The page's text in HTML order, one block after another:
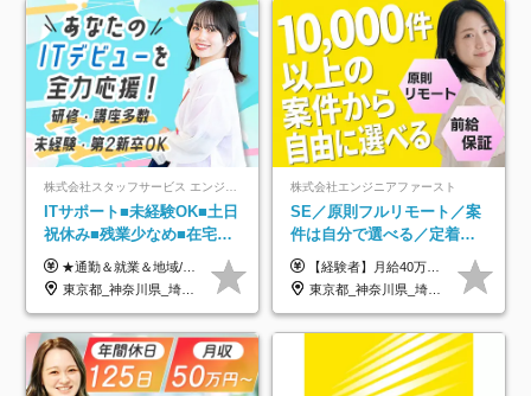
ITサポート■未経験OK■土日
祝休み■残業少なめ■在宅実
績あり■約900種類のスキル
アップ講座あり■全国募集
★通勤＆就業＆地域/住宅＆役職手当あり ★残業代は全額支給 ★選べる給与制度あり！ ■東京・神奈川・千葉・埼玉勤務の場合 月給24.5万円～55万円＋諸手当 （残業代は全額支給） (20,000円の地域/住宅手当込み) ■愛知・京都・大阪・兵庫勤務の場合 月給24万円以上＋諸手当 （残業代は全額支給） (15,000円の地域/住宅手当込み) ■茨城・栃木・群馬・静岡・三重・滋賀・広島・福岡勤務の場合 月給23.5万円以上＋諸手当 （残業代は全額支給） (10,000円の地域/住宅手当込み) ■北海道・宮城・山梨・長野・岐阜・奈良・和歌山・岡山勤務の場合 月給23万円以上＋諸手当 （残業代は全額支給） (5,000円の地域/住宅手当込み) ■その他のエリア勤務の場合 月給22.5万円以上＋諸手当 （残業代は全額支給） ※経験や能力を考慮し、当社規定により優遇します 【昇給：年一回実施】 【選べる給与制度】 ★収入を重視する方に… 「変動型人事制度」の選択も可能（派遣先からの評価に応じて収入アップ！） ※年2回のタイミングで希望者と面談の上決定します。
東京都_神奈川県_埼玉県_千葉県_大阪府_愛知県_北海道_岩手県_宮城県_山形県_福島県_茨城県_栃木県_群馬県_山梨県_長野県_富山県_石川県_静岡県_岐阜県_三重県_兵庫県_京都府_滋賀県_奈良県_広島県_岡山県_山口県_愛媛県_福岡県_熊本県_長崎県
株式会社エンジニアファースト
SE／原則フルリモート／案
件は自分で選べる／定着率
93%／20～30代活躍中！
【経験者】月給40万円～120万円(固定残業代含む)+各種手当 ★前職給与の総収入額を100％保証｜還元率84％〜100％ ★20代の平均年収570万円 ※月給には、みなし残業手当(月30時間／5万8000円以上)を含みます 超過分は別途追加支給 ※固定残業代は、時間外労働の有無に関わらず30時間分を、月5万8000円~15万7000円支給 ※上記を超える時間外労働分は追加で支給 【未経験者】月給21万円以上＋各種手当 固定残業なし(残業代発生分全額支給) ※6ヶ月の試用期間あり（※条件に変動なし） ▼単価連動性×還元率は84％～100％で収入の大幅UPが可能！ ・案件単価が月50万円の場合：年収417万円 ・案件単価が月70万円の場合：年収584万円 ・案件単価が月100万円の場合：年収834万円 ＜モデル年収＞ ▼400万円～500万円(入社初年度) ▼542万円～626万円(入社2年) ▼667万円～700万円(入社3年） ▼709万円～801万円(入社5年）
東京都_神奈川県_埼玉県_千葉県_大阪府_愛知県_北海道_青森県_岩手県_宮城県_秋田県_山形県_福島県_茨城県_栃木県_群馬県_新潟県_山梨県_長野県_富山県_石川県_福井県_静岡県_岐阜県_三重県_兵庫県_京都府_滋賀県_奈良県_和歌山県_広島県_岡山県_鳥取県_島根県_山口県_徳島県_香川県_愛媛県_高知県_福岡県_熊本県_佐賀県_長崎県_大分県_宮崎県_鹿児島県_沖縄県